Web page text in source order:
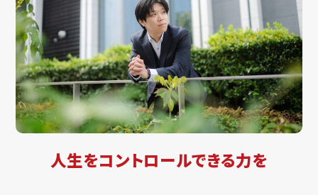
人生をコントロールできる力を